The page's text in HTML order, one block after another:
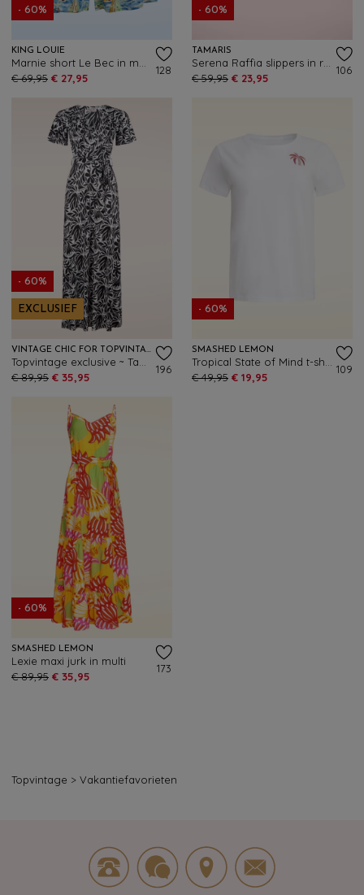
- 60%
KING LOUIE
€ 69,95 € 27,95
128
- 60%
TAMARIS
€ 59,95 € 23,95
106
- 60%
EXCLUSIEF
VINTAGE CHIC FOR TOPVINTAGE
€ 89,95 € 35,95
196
- 60%
SMASHED LEMON
€ 49,95 € 19,95
109
- 60%
SMASHED LEMON
Lexie maxi jurk in multi
€ 89,95 € 35,95
173
Topvintage > Vakantiefavorieten